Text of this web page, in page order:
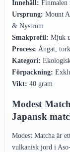
Innehåll: Finmalen
Ursprung: Mount
& Nyström
Smakprofil: Mjuk
Process: Ångat,
Kategori:
Förpackning:
Vikt: 40 gram
Modest
Japansk
Modest Matcha är
vulkanisk jord i